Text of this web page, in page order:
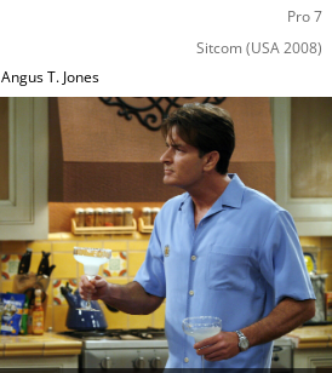
Pro 7
Sitcom (USA 2008)
Angus T. Jones